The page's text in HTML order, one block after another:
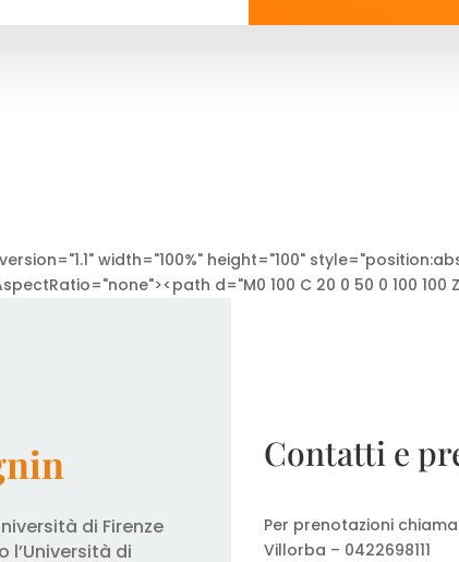
width="100%" height="100"
d="M0 100 C 20 0 50 0 100 100
di Firenze
di
Contatti e
Per prenotazioni
Villorba – 0422698111